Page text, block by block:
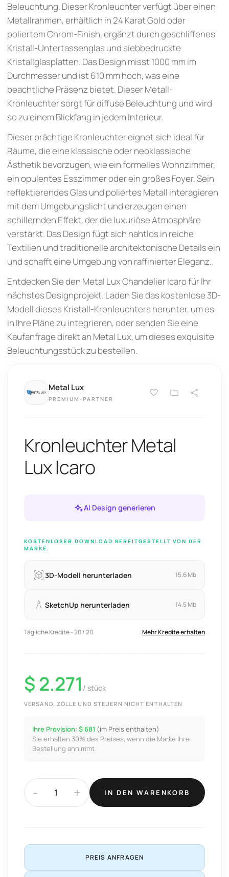
Beleuchtung. Dieser Kronleuchter verfügt über einen
Metallrahmen, erhältlich in 24 Karat Gold oder
poliertem Chrom-Finish, ergänzt durch geschliffenes
Kristall-Untertassenglas und siebbedruckte
Kristallglasplatten. Das Design misst 1000 mm im
Durchmesser und ist 610 mm hoch, was eine
beachtliche Präsenz bietet. Dieser Metall-
Kronleuchter sorgt für diffuse Beleuchtung und wird
so zu einem Blickfang in jedem Interieur.
Dieser prächtige Kronleuchter eignet sich ideal für
Räume, die eine klassische oder neoklassische
Ästhetik bevorzugen, wie ein formelles Wohnzimmer,
ein opulentes Esszimmer oder ein großes Foyer. Sein
reflektierendes Glas und poliertes Metall interagieren
mit dem Umgebungslicht und erzeugen einen
schillernden Effekt, der die luxuriöse Atmosphäre
verstärkt. Das Design fügt sich nahtlos in reiche
Textilien und traditionelle architektonische Details ein
und schafft eine Umgebung von raffinierter Eleganz.
Entdecken Sie den Metal Lux Chandelier Icaro für Ihr
nächstes Designprojekt. Laden Sie das kostenlose 3D-
Modell dieses Kristall-Kronleuchters herunter, um es
in Ihre Pläne zu integrieren, oder senden Sie eine
Kaufanfrage direkt an Metal Lux, um dieses exquisite
Beleuchtungsstück zu bestellen.
Metal Lux
PREMIUM-PARTNER
Kronleuchter Metal
Lux Icaro
AI Design generieren
KOSTENLOSER DOWNLOAD BEREITGESTELLT VON DER
MARKE.
3D-Modell herunterladen 15.6 Mb
SketchUp herunterladen 14.5 Mb
Tägliche Kredite - 20 / 20 Mehr Kredite erhalten
$ 2.271 / stück
VERSAND, ZÖLLE UND STEUERN NICHT ENTHALTEN
Ihre Provision: $ 681 (im Preis enthalten)
Sie erhalten 30% des Preises, wenn die Marke Ihre
Bestellung annimmt.
- + IN DEN WARENKORB
PREIS ANFRAGEN